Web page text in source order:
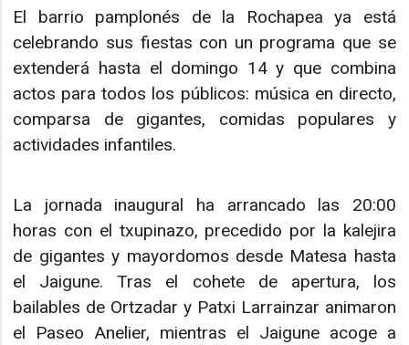
El barrio pamplonés de la Rochapea ya está
celebrando sus fiestas con un programa que se
extenderá hasta el domingo 14 y que combina
actos para todos los públicos: música en directo,
comparsa de gigantes, comidas populares y
actividades infantiles.
La jornada inaugural ha arrancado las 20:00
horas con el txupinazo, precedido por la kalejira
de gigantes y mayordomos desde Matesa hasta
el Jaigune. Tras el cohete de apertura, los
bailables de Ortzadar y Patxi Larrainzar animaron
el Paseo Anelier, mientras el Jaigune acoge a